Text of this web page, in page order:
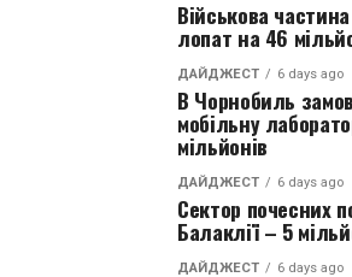
Військова
лопат на 46
ДАЙДЖЕСТ 6 days ago
В Чорнобиль
мобільну
мільйонів
ДАЙДЖЕСТ 6 days ago
Сектор почесних
Балаклії – 5
ДАЙДЖЕСТ 6 days ago